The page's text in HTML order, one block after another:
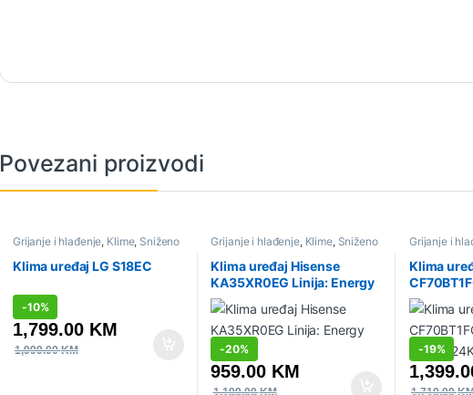
Povezani proizvodi
Grijanje i hlađenje, Klime, Sniženo
Klima uređaj LG S18EC
-10%
1,799.00 KM
1,999.00KM
Grijanje i hlađenje, Klime, Sniženo
Klima uređaj Hisense
KA35XR0EG Linija: Energy
SE, 12K
-20%
959.00 KM
Grijanje i
Klima
Smart, 24K
-19%